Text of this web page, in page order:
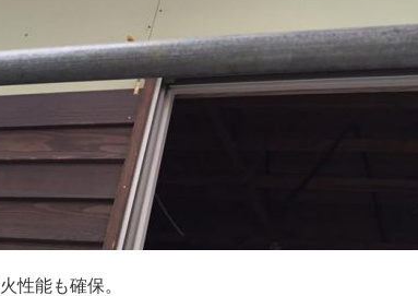
性能も確保。